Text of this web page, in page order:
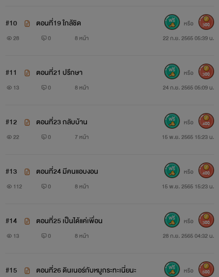
#10 ตอนที่19 ใกล้ชิด
28 0 8 หน้า 22 ก.ย. 2565 05:39 น.
หรือ 300
#11 ตอนที่21 ปรึกษา
13 0 8 หน้า 24 ก.ย. 2565 05:09 น.
หรือ 300
#12 ตอนที่23 กลับบ้าน
22 0 7 หน้า 15 พ.ย. 2565 15:23 น.
หรือ 400
#13 ตอนที่24 มีคนแอบงอน
112 0 8 หน้า 15 พ.ย. 2565 15:23 น.
หรือ 400
#14 ตอนที่25 เป็นได้แค่เพื่อน
13 0 8 หน้า 28 ก.ย. 2565 04:32 น.
หรือ 300
#15 ตอนที่26 ดินเนอร์กับหมูกระทะเนี่ยนะ หรือ 500